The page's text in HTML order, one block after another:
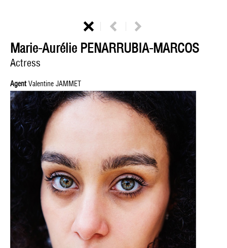
Marie-Aurélie PENARRUBIA-MARCOS
Actress
AgentValentine JAMMET